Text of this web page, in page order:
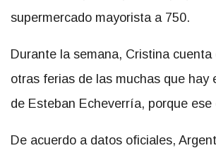
supermercado mayorista a 750.
Durante la semana, Cristina cuenta
otras ferias de las muchas que hay
de Esteban Echeverría, porque ese
De acuerdo a datos oficiales,